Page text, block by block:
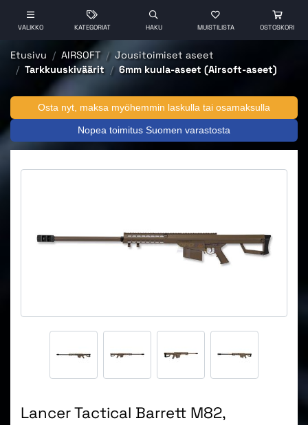
VALIKKO KATEGORIAT HAKU MUISTILISTA OSTOSKORI
Etusivu AIRSOFT
Jousitoimiset aseet
Tarkkuuskiväärit
6mm kuula-aseet (Airsoft-aseet)
Osta nyt, maksa myöhemmin laskulla tai osamaksulla
Nopea toimitus Suomen varastosta
Lancer Tactical Barrett M82,